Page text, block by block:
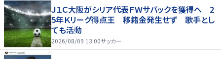
Ｊ１Ｃ大阪がシリア代表ＦＷサバックを獲得へ 2
5年Ｋリーグ得点王 移籍金発生せず 歌手とし
ても活動
2026/08/09 13:00サッカー